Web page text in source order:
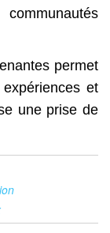
permet
et
une prise de